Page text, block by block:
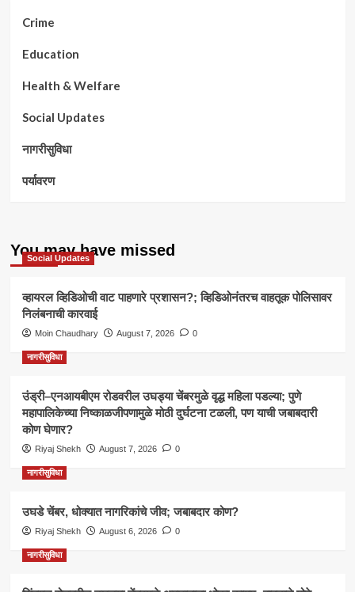
Crime
Education
Health & Welfare
Social Updates
नागरीसुविधा
पर्यावरण
You may have missed
Social Updates
व्हायरल व्हिडिओची वाट पाहणारे प्रशासन?; व्हिडिओनंतरच वाहतूक पोलिसावर
निलंबनाची कारवाई
Moin Chaudhary August 7, 2026 0
नागरीसुविधा
उंड्री–एनआयबीएम रोडवरील उघड्या चेंबरमुळे वृद्ध महिला पडल्या; पुणे
महापालिकेच्या निष्काळजीपणामुळे मोठी दुर्घटना टळली, पण याची जबाबदारी
कोण घेणार?
Riyaj Shekh August 7, 2026 0
नागरीसुविधा
उघडे चेंबर, धोक्यात नागरिकांचे जीव; जबाबदार कोण?
Riyaj Shekh August 6, 2026 0
नागरीसुविधा